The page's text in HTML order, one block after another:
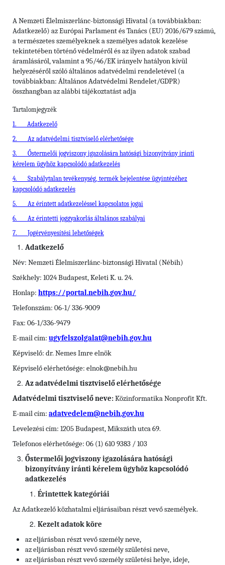
A Nemzeti Élelmiszerlánc-biztonsági Hivatal (a továbbiakban:
Adatkezelő) az Európai Parlament és Tanács (EU) 2016/679 számú,
a természetes személyeknek a személyes adatok kezelése
tekintetében történő védelméről és az ilyen adatok szabad
áramlásáról, valamint a 95/46/EK irányelv hatályon kívül
helyezéséről szóló általános adatvédelmi rendeletével (a
továbbiakban: Általános Adatvédelmi Rendelet/GDPR)
összhangban az alábbi tájékoztatást adja
Tartalomjegyzék
1.
Adatkezelő
2.
Az adatvédelmi tisztviselő elérhetősége
3.
Őstermelői jogviszony igazolására hatósági bizonyítvány iránti
kérelem ügyhöz kapcsolódó adatkezelés
4.
Szabálytalan tevékenység, termék bejelentése ügyintézéhez
kapcsolódó adatkezelés
5.
Az érintett adatkezeléssel kapcsolatos jogai
6.
Az érintetti joggyakorlás általános szabályai
7.
Jogérvényesítési lehetőségek
Adatkezelő
Név: Nemzeti Élelmiszerlánc-biztonsági Hivatal (Nébih)
Székhely: 1024 Budapest, Keleti K. u. 24.
Honlap: https://portal.nebih.gov.hu/
Telefonszám: 06-1/ 336-9009
Fax: 06-1/336-9479
E-mail cím: ugyfelszolgalat@nebih.gov.hu
Képviselő: dr. Nemes Imre elnök
Képviselő elérhetősége: elnok@nebih.hu
Az adatvédelmi tisztviselő elérhetősége
Adatvédelmi tisztviselő neve:Közinformatika Nonprofit Kft.
E-mail cím: adatvedelem@nebih.gov.hu
Levelezési cím: 1205 Budapest, Mikszáth utca 69.
Telefonos elérhetősége: 06 (1) 610 9383 / 103
Őstermelői jogviszony igazolására hatósági
bizonyítvány iránti kérelem ügyhöz kapcsolódó
adatkezelés
Érintettek kategóriái
Az Adatkezelő közhatalmi eljárásaiban részt vevő személyek.
Kezelt adatok köre
az eljárásban részt vevő személy neve,
az eljárásban részt vevő személy születési neve,
az eljárásban részt vevő személy születési helye, ideje,